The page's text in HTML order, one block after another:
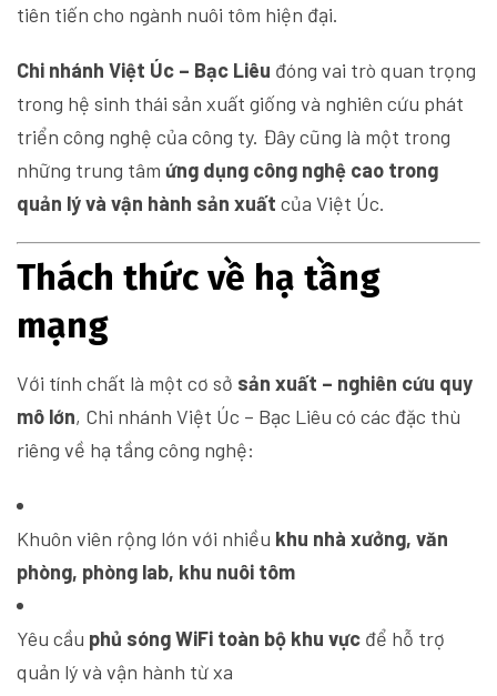
tiên tiến cho ngành nuôi tôm hiện đại.
Chi nhánh Việt Úc – Bạc Liêu đóng vai trò quan trọng
trong hệ sinh thái sản xuất giống và nghiên cứu phát
triển công nghệ của công ty. Đây cũng là một trong
những trung tâm ứng dụng công nghệ cao trong
quản lý và vận hành sản xuất của Việt Úc.
Thách thức về hạ tầng
mạng
Với tính chất là một cơ sở sản xuất – nghiên cứu quy
mô lớn, Chi nhánh Việt Úc – Bạc Liêu có các đặc thù
riêng về hạ tầng công nghệ:
Khuôn viên rộng lớn với nhiều khu nhà xưởng, văn
phòng, phòng lab, khu nuôi tôm
Yêu cầu phủ sóng WiFi toàn bộ khu vực để hỗ trợ
quản lý và vận hành từ xa